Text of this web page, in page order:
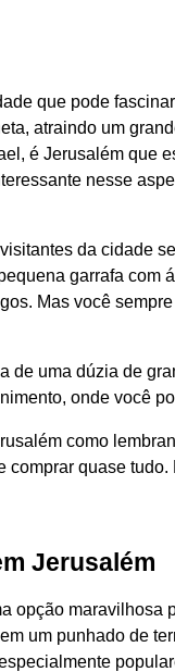
que pode
atraindo um
é Jerusalém que
nesse
da cidade
garrafa com
Mas você
de uma dúzia de
onde você
como
comprar quase
Jerusalém
opção maravilhosa
um punhado de